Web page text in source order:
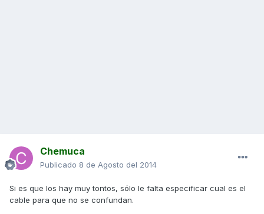
Chemuca
Publicado 8 de Agosto del 2014
Si es que los hay muy tontos, sólo le falta especificar cual es el
cable para que no se confundan.